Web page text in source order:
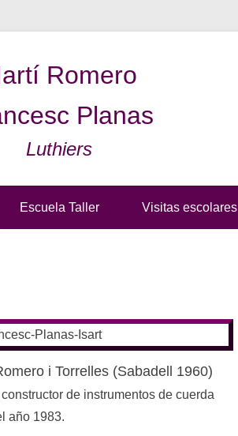
Romero
Planas
Luthiers
Escuela Taller Visitas escolares
i Torrelles (Sabadell 1960)
constructor de instrumentos de cuerda
año 1983.